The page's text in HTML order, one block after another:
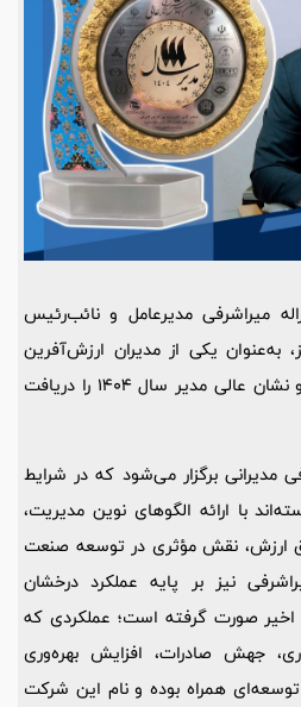
میراشرفی مدیرعامل و نائب‌رئیس
به‌عنوان یکی از مدیران ارزش‌آفرین
کشور مورد تقدیر قرار گرفت و نشان عالی مدیر سال 1404 را دریافت
مدیرانی برگزار می‌شود که در شرایط
با ارائه الگوهای نوین مدیریت،
ارزش، نقش مؤثری در توسعه صنعت
نیز بر پایه عملکرد درخشان
صورت گرفته است؛ عملکردی که
جهش صادرات، افزایش بهره‌وری
همراه بوده و نام این شرکت